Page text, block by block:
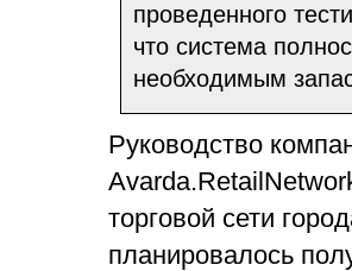
проведенного
что система
необходимым
Руководство
торговой сети
планировалось